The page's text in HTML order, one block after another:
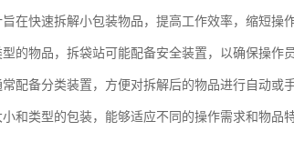
在快速拆解小包装物品，提高工作效率，缩短操作
的物品，拆袋站可能配备安全装置，以确保操作
配备分类装置，方便对拆解后的物品进行自动或
和类型的包装，能够适应不同的操作需求和物品特